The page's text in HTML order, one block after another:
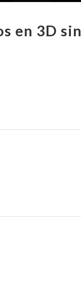
en 3D sin